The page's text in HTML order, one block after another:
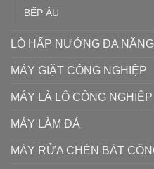
BẾP ÂU
LÒ HẤP NƯỚNG ĐA NĂNG
MÁY GIẶT CÔNG NGHIỆP
MÁY LÀ LÔ CÔNG NGHIỆP
MÁY LÀM ĐÁ
MÁY RỬA CHÉN BÁT